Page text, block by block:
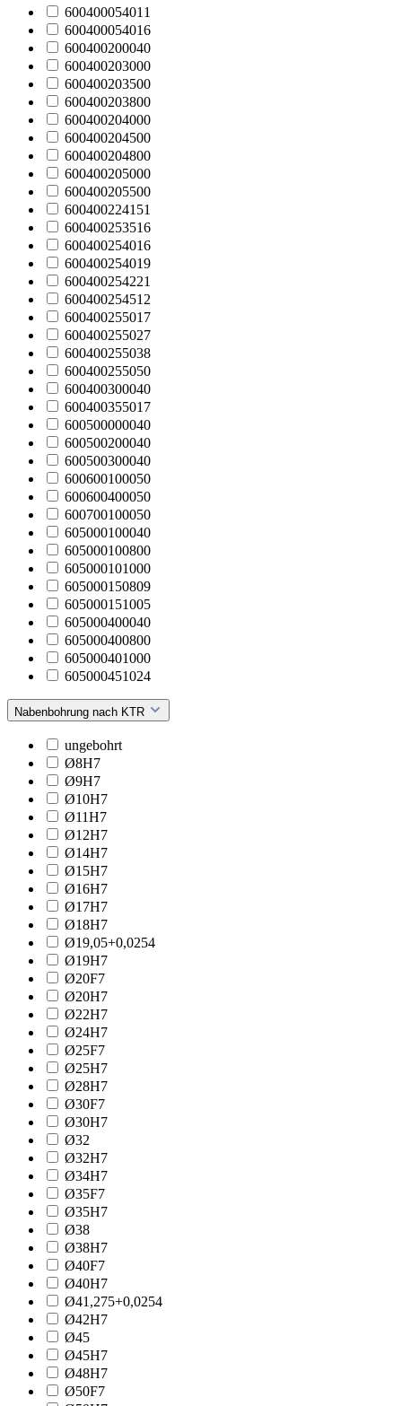
600400054011
600400054016
600400200040
600400203000
600400203500
600400203800
600400204000
600400204500
600400204800
600400205000
600400205500
600400224151
600400253516
600400254016
600400254019
600400254221
600400254512
600400255017
600400255027
600400255038
600400255050
600400300040
600400355017
600500000040
600500200040
600500300040
600600100050
600600400050
600700100050
605000100040
605000100800
605000101000
605000150809
605000151005
605000400040
605000400800
605000401000
605000451024
Nabenbohrung nach KTR
ungebohrt
Ø8H7
Ø9H7
Ø10H7
Ø11H7
Ø12H7
Ø14H7
Ø15H7
Ø16H7
Ø17H7
Ø18H7
Ø19,05+0,0254
Ø19H7
Ø20F7
Ø20H7
Ø22H7
Ø24H7
Ø25F7
Ø25H7
Ø28H7
Ø30F7
Ø30H7
Ø32
Ø32H7
Ø34H7
Ø35F7
Ø35H7
Ø38
Ø38H7
Ø40F7
Ø40H7
Ø41,275+0,0254
Ø42H7
Ø45
Ø45H7
Ø48H7
Ø50F7